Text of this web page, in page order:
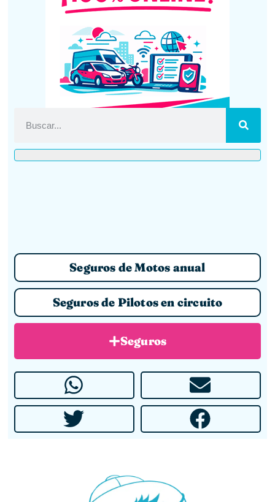
Seguros de Motos anual
Seguros de Pilotos en circuito
Seguros